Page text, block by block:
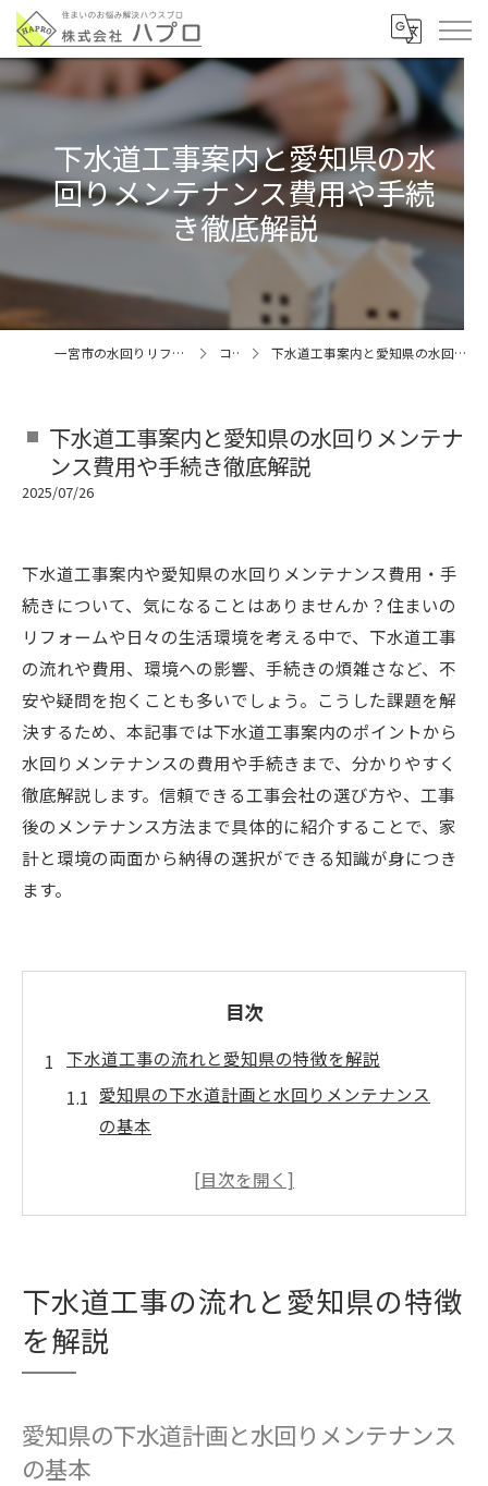
下水道工事案内と愛知県の水
回りメンテナンス費用や手続
き徹底解説
一宮市の水回りリフォームなら株式会社ハプロ コラム 下水道工事案内と愛知県の水回りメンテナンス費用や手続き徹底解説
下水道工事案内と愛知県の水回りメンテナ
ンス費用や手続き徹底解説
2025/07/26
下水道工事案内や愛知県の水回りメンテナンス費用・手
続きについて、気になることはありませんか？住まいの
リフォームや日々の生活環境を考える中で、下水道工事
の流れや費用、環境への影響、手続きの煩雑さなど、不
安や疑問を抱くことも多いでしょう。こうした課題を解
決するため、本記事では下水道工事案内のポイントから
水回りメンテナンスの費用や手続きまで、分かりやすく
徹底解説します。信頼できる工事会社の選び方や、工事
後のメンテナンス方法まで具体的に紹介することで、家
計と環境の両面から納得の選択ができる知識が身につき
ます。
目次
下水道工事の流れと愛知県の特徴を解説
愛知県の下水道計画と水回りメンテナンス
の基本
水回りメンテナンスで安心な下水道工事を
水回りメンテナンスと下水道マップの活用
法
水回りメンテナンスが生活環境を守る重要
下水道工事の流れと愛知県の特徴
を解説
愛知県の下水道計画と水回りメンテナンス
の基本